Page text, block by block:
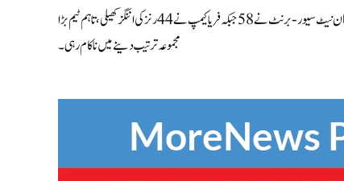
اس سے قبل انگلینڈ نے مقررہ 20 اوورز میں 4 وکٹوں کے نقصان پر 150 رنز بنائے، جہاں کپتان نیٹ سیور-برنٹ نے 58 جبکہ فریا کیمپ نے 44 رنز کی اننگز کھیلی، تاہم ٹیم بڑا
مجموعہ ترتیب دینے میں ناکام رہی۔